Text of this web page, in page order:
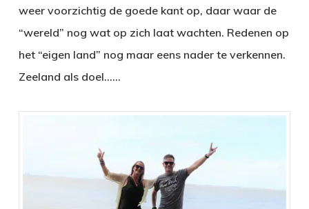
weer voorzichtig de goede kant op, daar waar de
“wereld” nog wat op zich laat wachten. Redenen op
het “eigen land” nog maar eens nader te verkennen.
Zeeland als doel……